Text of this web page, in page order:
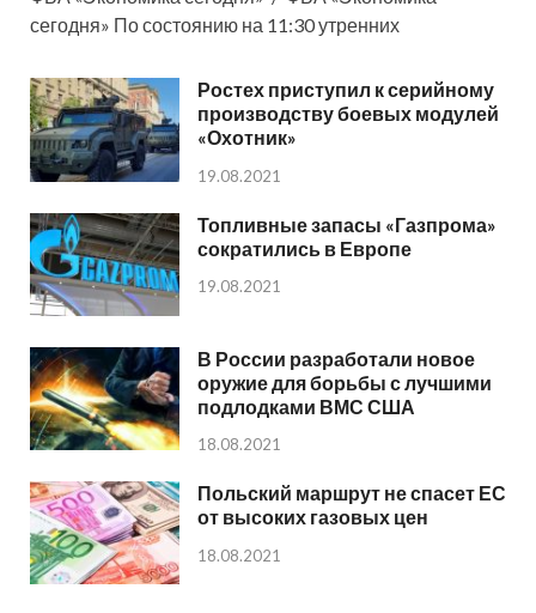
сегодня» По состоянию на 11:30 утренних
Ростех приступил к серийному
производству боевых модулей
«Охотник»
19.08.2021
Топливные запасы «Газпрома»
сократились в Европе
19.08.2021
В России разработали новое
оружие для борьбы с лучшими
подлодками ВМС США
18.08.2021
Польский маршрут не спасет ЕС
от высоких газовых цен
18.08.2021